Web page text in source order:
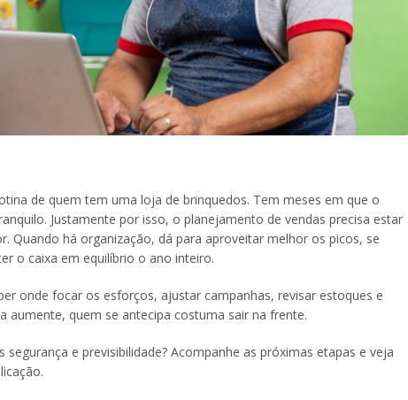
de quem tem uma loja de brinquedos. Tem meses em que o
Justamente por isso, o planejamento de vendas precisa estar
Quando há organização, dá para aproveitar melhor os picos, se
o caixa em equilíbrio o ano inteiro.
onde focar os esforços, ajustar campanhas, revisar estoques e
aumente, quem se antecipa costuma sair na frente.
e previsibilidade? Acompanhe as próximas etapas e veja